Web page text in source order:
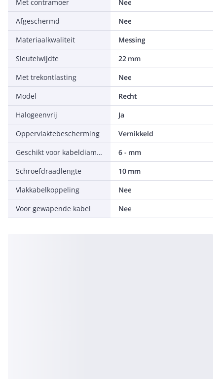
Met contramoer
Nee
Afgeschermd
Nee
Materiaalkwaliteit
Messing
Sleutelwijdte
22 mm
Met trekontlasting
Nee
Model
Recht
Halogeenvrij
Ja
Oppervlaktebescherming
Vernikkeld
Geschikt voor kabeldiameter
6 - mm
Schroefdraadlengte
10 mm
Vlakkabelkoppeling
Nee
Voor gewapende kabel
Nee